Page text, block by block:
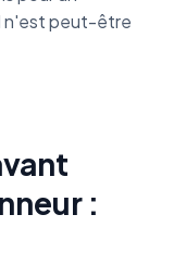
n'est peut-être
: